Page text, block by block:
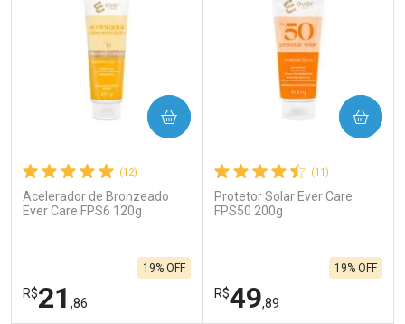
(12)
Acelerador de Bronzeado
Ever Care FPS6 120g
R$21 ,86
19% OFF
COMPRAR
(11)
Protetor Solar Ever Care
FPS50 200g
R$49,89
19% OFF
COMPRAR